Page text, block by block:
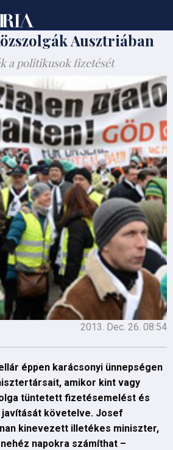
Ausztriában
a politikusok fizetését
2013. Dec. 26. 08:54
éppen karácsonyi ünnepségen
amikor kint vagy
tüntetett fizetésemelést és
javítását követelve. Josef
kinevezett illetékes miniszter,
napokra számíthat –